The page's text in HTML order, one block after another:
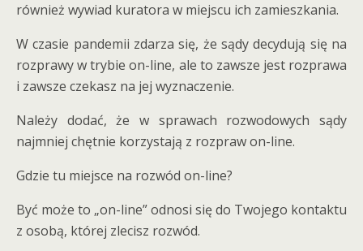
również wywiad kuratora w miejscu ich zamieszkania.
W czasie pandemii zdarza się, że sądy decydują się na
rozprawy w trybie on-line, ale to zawsze jest rozprawa
i zawsze czekasz na jej wyznaczenie.
Należy dodać, że w sprawach rozwodowych sądy
najmniej chętnie korzystają z rozpraw on-line.
Gdzie tu miejsce na rozwód on-line?
Być może to „on-line” odnosi się do Twojego kontaktu
z osobą, której zlecisz rozwód.